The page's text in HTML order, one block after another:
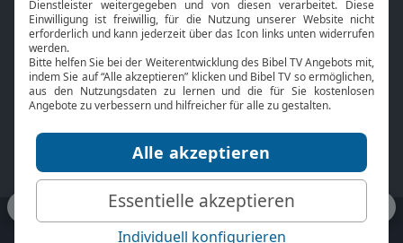
Bibel TV
Über uns
Jobs
Mediadaten
Service
Kontakt
TV-Empfang
bibeltv.de: Impressum
Datenschutz
Nutzungsbedingungen
Fakten Bibel TV App